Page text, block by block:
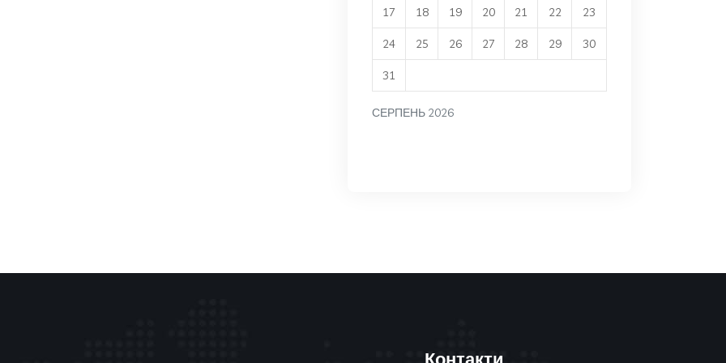
СЕРПЕНЬ 2026
17 18 19 20 21 22 23
24 25 26 27 28 29 30
31